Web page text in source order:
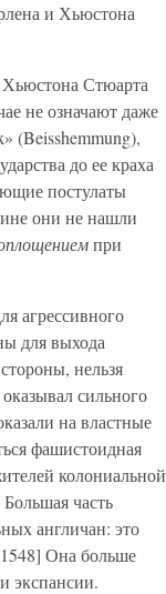
и Хьюстона
Стюарта
не означают даже
(Beisshemmung),
до ее краха
постулаты
они не нашли
при
агрессивного
для выхода
нельзя
сильного
на властные
фашистоидная
колониальной
часть
англичан: это
Она больше
экспансии.